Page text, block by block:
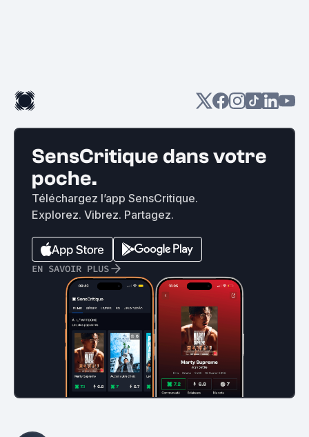
SensCritique dans votre
poche.
Téléchargez l’app SensCritique.
Explorez. Vibrez. Partagez.
EN SAVOIR PLUS